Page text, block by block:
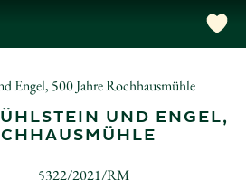
UND ENGEL,
5322/2021/RM